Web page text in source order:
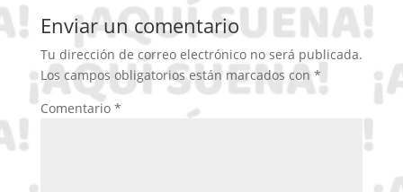
Enviar un comentario
Tu dirección de correo electrónico no será publicada.
Los campos obligatorios están marcados con*
Comentario *